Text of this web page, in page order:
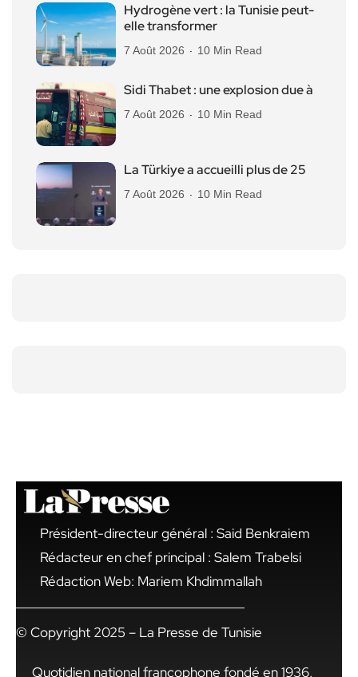
Hydrogène vert : la Tunisie peut-
elle transformer
7 Août 2026 10 Min Read
Sidi Thabet : une explosion due à
7 Août 2026 10 Min Read
La Türkiye a accueilli plus de 25
7 Août 2026 10 Min Read
Président-directeur général : Said Benkraiem
Rédacteur en chef principal : Salem Trabelsi
Rédaction Web: Mariem Khdimmallah
© Copyright 2025 – La Presse de Tunisie
Quotidien national francophone fondé en 1936,